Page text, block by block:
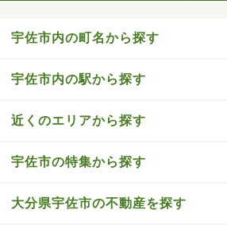
宇佐市内の町名から探す
宇佐市内の駅から探す
近くのエリアから探す
宇佐市の特集から探す
大分県宇佐市の不動産を探す